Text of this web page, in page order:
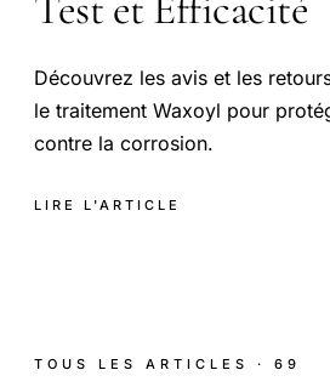
Découvrez les avis et les
le traitement Waxoyl pour
contre la corrosion.
LIRE L'ARTICLE
TOUS LES ARTICLES · 69